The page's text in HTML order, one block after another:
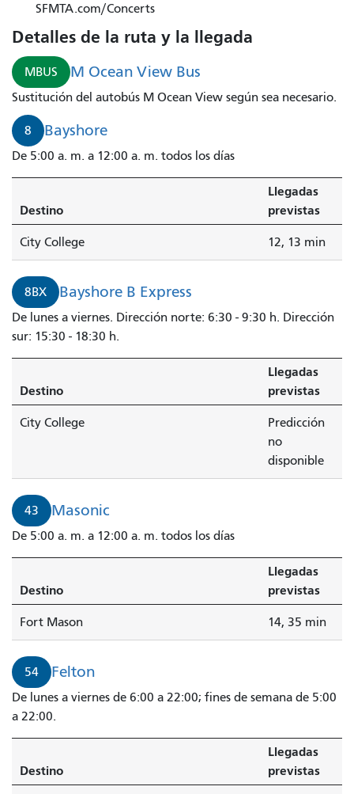
SFMTA.com/Concerts
Detalles de la ruta y la llegada
MBUS M Ocean View Bus
Sustitución del autobús M Ocean View según sea necesario.
8 Bayshore
De 5:00 a. m. a 12:00 a. m. todos los días
Destino
Llegadas
previstas
City College 12, 13 min
8BX Bayshore B Express
De lunes a viernes. Dirección norte: 6:30 - 9:30 h. Dirección
sur: 15:30 - 18:30 h.
Destino
Llegadas
previstas
City College
Predicción
no
disponible
43 Masonic
De 5:00 a. m. a 12:00 a. m. todos los días
Destino
Llegadas
previstas
Fort Mason 14, 35 min
54 Felton
De lunes a viernes de 6:00 a 22:00; fines de semana de 5:00
a 22:00.
Destino
Llegadas
previstas